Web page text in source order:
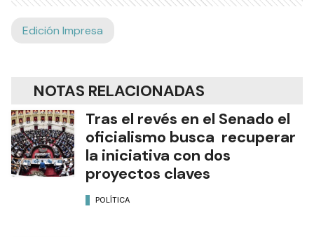
Edición Impresa
NOTAS RELACIONADAS
Tras el revés en el Senado el
oficialismo busca recuperar
la iniciativa con dos
proyectos claves
POLÍTICA